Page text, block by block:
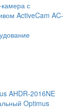
с
ActiveCam AC-
Optimus